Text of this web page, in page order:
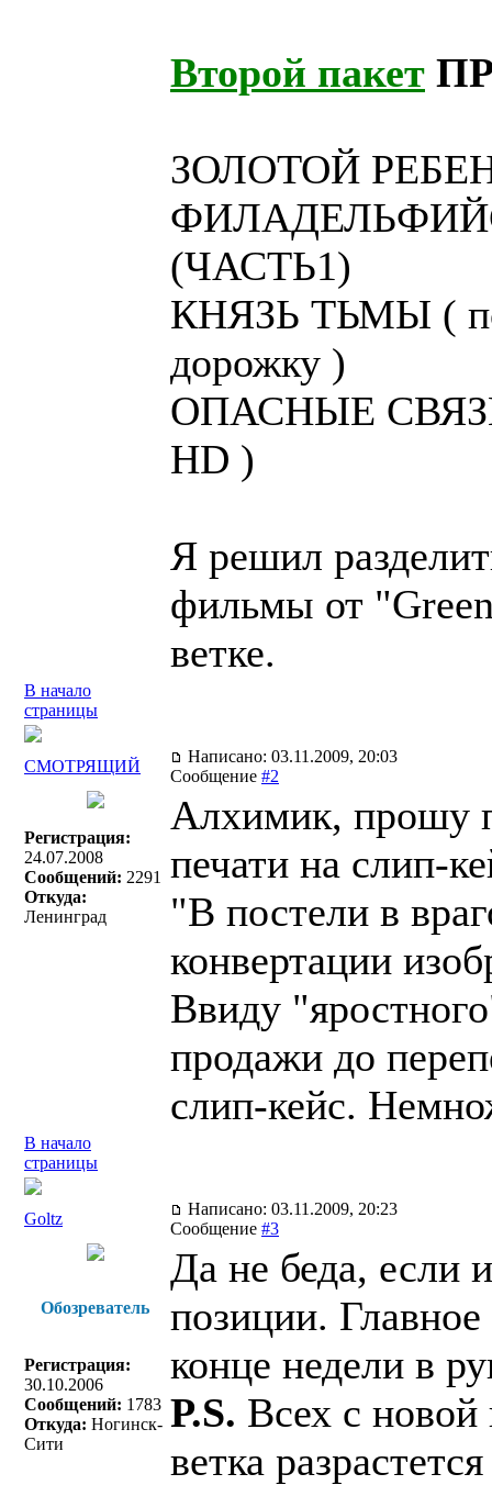
Второй пакет
ЗОЛОТОЙ
(ЧАСТЬ1)
КНЯЗЬ ТЬМЫ (
дорожку )
ОПАСНЫЕ СВЯЗИ
HD )
Я решил
фильмы от
ветке.
В начало
страницы
СМОТРЯЩИЙ
Написано: 03.11.2009, 20:03
Сообщение #2
Регистрация:
24.07.2008
Сообщений: 2291
Откуда:
Ленинград
Алхимик, прошу
печати на слип-
"В постели в
конвертации
Ввиду
продажи до
слип-кейс.
В начало
страницы
Goltz
Написано: 03.11.2009, 20:23
Сообщение #3
Обозреватель
Регистрация:
30.10.2006
Сообщений: 1783
Откуда: Ногинск-
Сити
Да не беда, если
позиции.
конце недели в
P.S. Всех с новой
ветка